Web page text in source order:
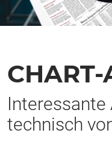
CHART-
Interessante
technisch